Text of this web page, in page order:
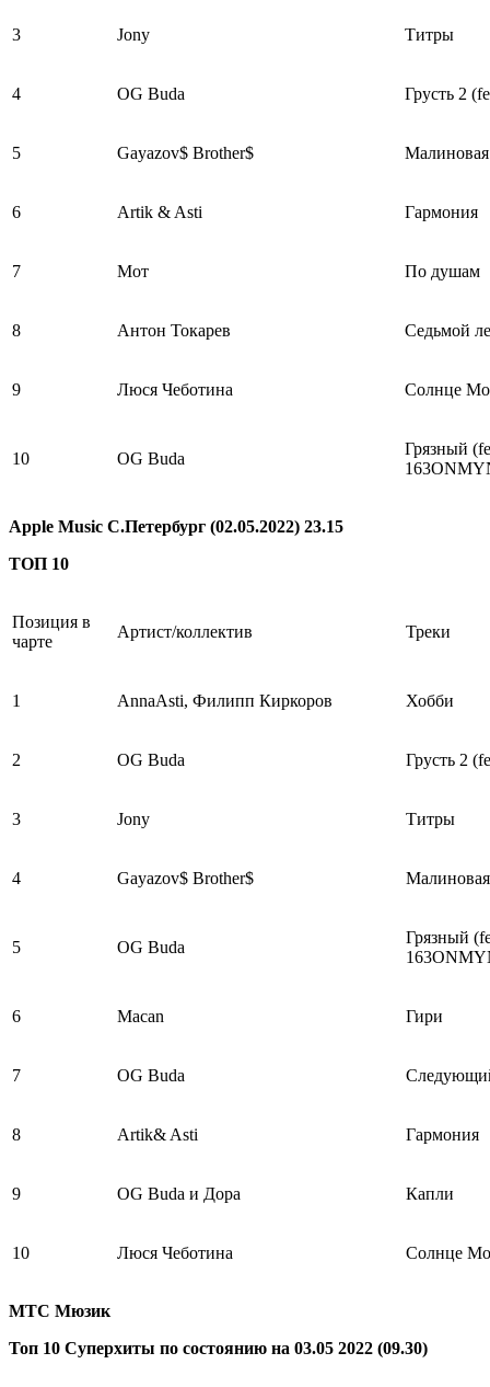
3 Jony Титры
4 OG Buda Грусть 2
5 Gayazov$ Brother$ Малиновая
6 Artik & Asti Гармония
7 Мот По душам
8 Антон Токарев Седьмой
9 Люся Чеботина Солнце
10 OG Buda
Грязный
Apple Music С.Петербург (02.05.2022) 23.15
ТОП 10
Позиция в
чарте
Артист/коллектив Треки
1 AnnaAsti, Филипп Киркоров Хобби
2 OG Buda Грусть 2
3 Jony Титры
4 Gayazov$ Brother$
5 OG Buda
Грязный
6 Macan Гири
7 OG Buda
8 Artik& Asti Гармония
9 OG Buda и Дора Капли
10 Люся Чеботина Солнце
МТС Мюзик
Топ 10 Суперхиты по состоянию на 03.05 2022 (09.30)